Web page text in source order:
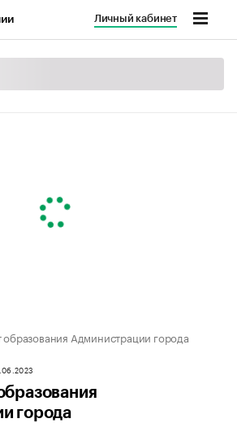
Личный кабинет
образования Администрации города
города